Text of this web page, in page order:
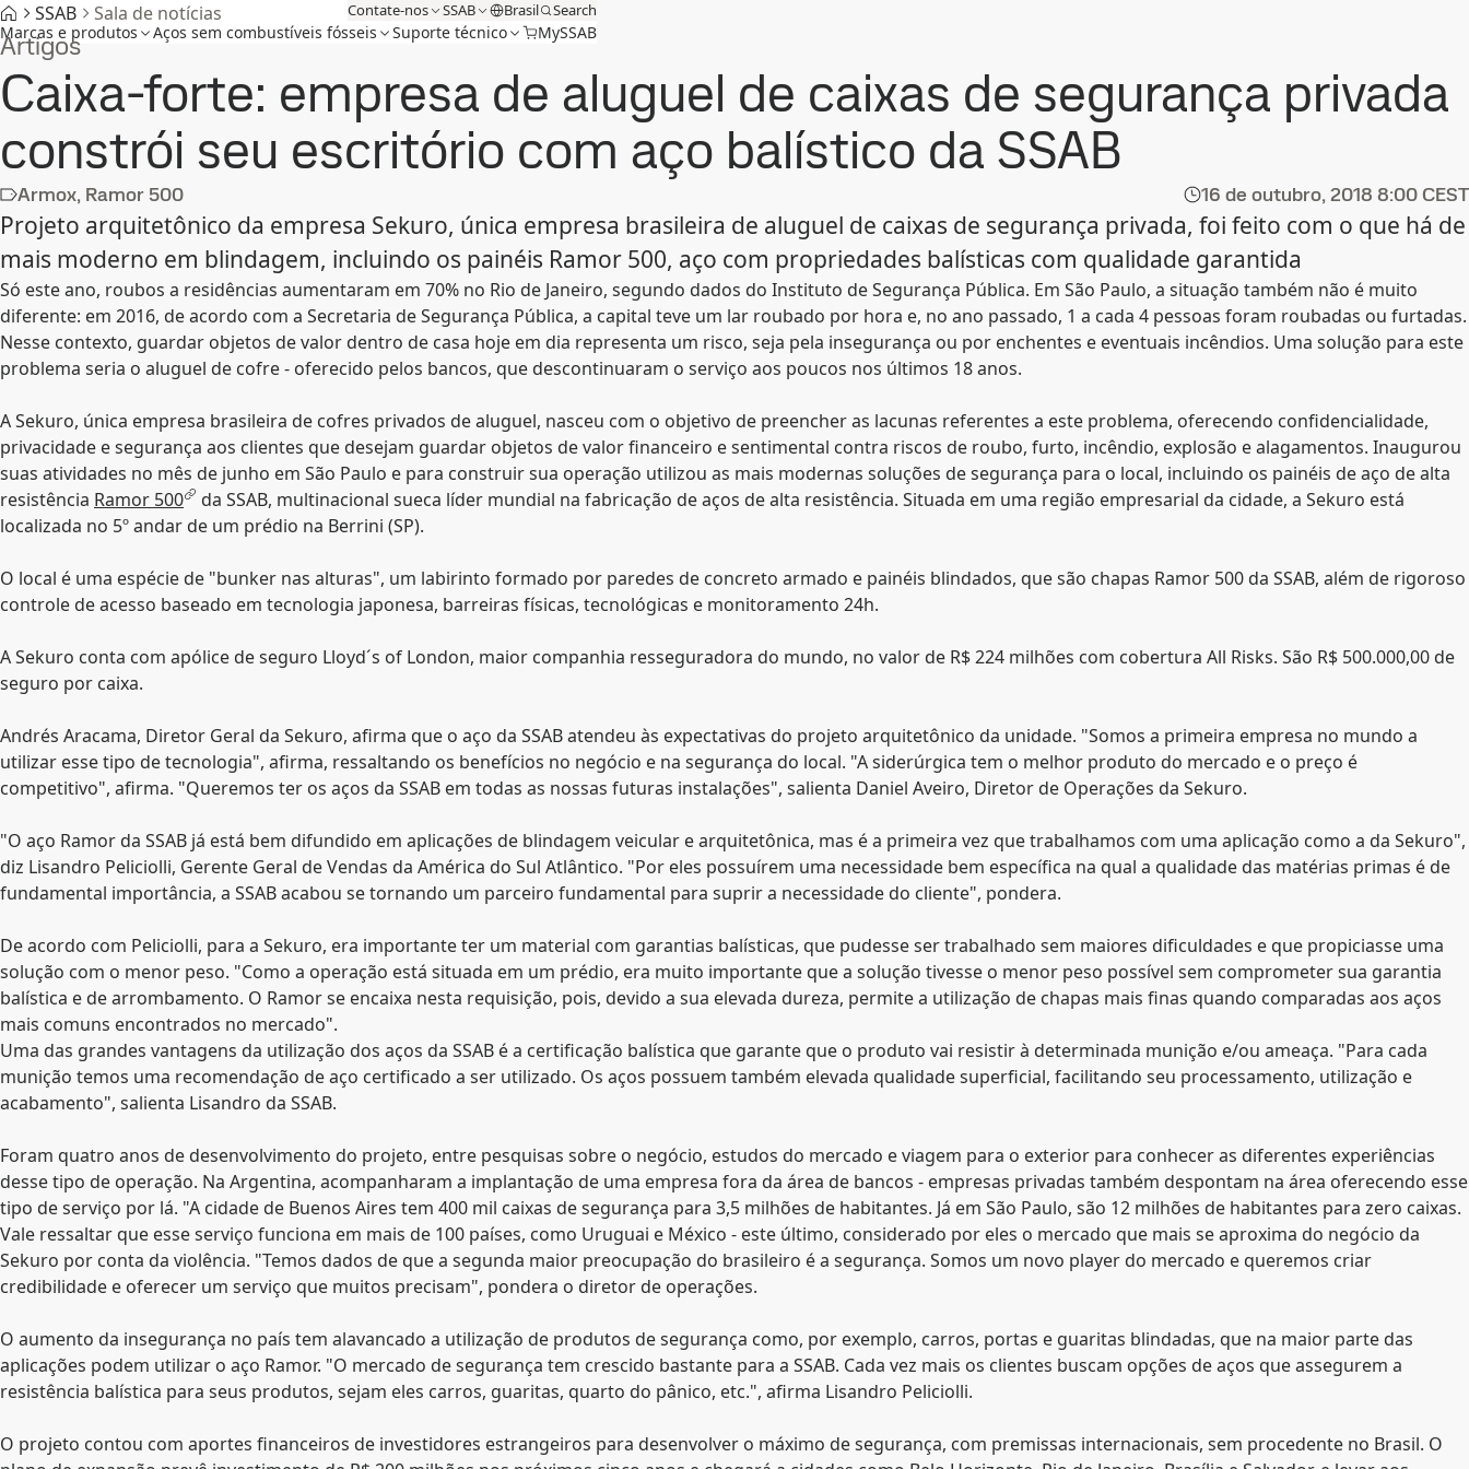
Contate-nos SSAB Brasil Search
Marcas e produtos Aços sem combustíveis fósseis Suporte técnico MySSAB
SSAB Sala de notícias
Artigos
Caixa-forte: empresa de aluguel de caixas de segurança privada
constrói seu escritório com aço balístico da SSAB
Armox, Ramor 500 16 de outubro, 2018 8:00 CEST
Projeto arquitetônico da empresa Sekuro, única empresa brasileira de aluguel de caixas de segurança privada, foi feito com o que há de
mais moderno em blindagem, incluindo os painéis Ramor 500, aço com propriedades balísticas com qualidade garantida
Só este ano, roubos a residências aumentaram em 70% no Rio de Janeiro, segundo dados do Instituto de Segurança Pública. Em São Paulo, a situação também não é muito
diferente: em 2016, de acordo com a Secretaria de Segurança Pública, a capital teve um lar roubado por hora e, no ano passado, 1 a cada 4 pessoas foram roubadas ou furtadas.
Nesse contexto, guardar objetos de valor dentro de casa hoje em dia representa um risco, seja pela insegurança ou por enchentes e eventuais incêndios. Uma solução para este
problema seria o aluguel de cofre - oferecido pelos bancos, que descontinuaram o serviço aos poucos nos últimos 18 anos.
A Sekuro, única empresa brasileira de cofres privados de aluguel, nasceu com o objetivo de preencher as lacunas referentes a este problema, oferecendo confidencialidade,
privacidade e segurança aos clientes que desejam guardar objetos de valor financeiro e sentimental contra riscos de roubo, furto, incêndio, explosão e alagamentos. Inaugurou
suas atividades no mês de junho em São Paulo e para construir sua operação utilizou as mais modernas soluções de segurança para o local, incluindo os painéis de aço de alta
resistência Ramor 500
da SSAB, multinacional sueca líder mundial na fabricação de aços de alta resistência. Situada em uma região empresarial da cidade, a Sekuro está
localizada no 5º andar de um prédio na Berrini (SP).
O local é uma espécie de "bunker nas alturas", um labirinto formado por paredes de concreto armado e painéis blindados, que são chapas Ramor 500 da SSAB, além de rigoroso
controle de acesso baseado em tecnologia japonesa, barreiras físicas, tecnológicas e monitoramento 24h.
A Sekuro conta com apólice de seguro Lloyd´s of London, maior companhia resseguradora do mundo, no valor de R$ 224 milhões com cobertura All Risks. São R$ 500.000,00 de
seguro por caixa.
Andrés Aracama, Diretor Geral da Sekuro, afirma que o aço da SSAB atendeu às expectativas do projeto arquitetônico da unidade. "Somos a primeira empresa no mundo a
utilizar esse tipo de tecnologia", afirma, ressaltando os benefícios no negócio e na segurança do local. "A siderúrgica tem o melhor produto do mercado e o preço é
competitivo", afirma. "Queremos ter os aços da SSAB em todas as nossas futuras instalações", salienta Daniel Aveiro, Diretor de Operações da Sekuro.
"O aço Ramor da SSAB já está bem difundido em aplicações de blindagem veicular e arquitetônica, mas é a primeira vez que trabalhamos com uma aplicação como a da Sekuro",
diz Lisandro Peliciolli, Gerente Geral de Vendas da América do Sul Atlântico. "Por eles possuírem uma necessidade bem específica na qual a qualidade das matérias primas é de
fundamental importância, a SSAB acabou se tornando um parceiro fundamental para suprir a necessidade do cliente", pondera.
De acordo com Peliciolli, para a Sekuro, era importante ter um material com garantias balísticas, que pudesse ser trabalhado sem maiores dificuldades e que propiciasse uma
solução com o menor peso. "Como a operação está situada em um prédio, era muito importante que a solução tivesse o menor peso possível sem comprometer sua garantia
balística e de arrombamento. O Ramor se encaixa nesta requisição, pois, devido a sua elevada dureza, permite a utilização de chapas mais finas quando comparadas aos aços
mais comuns encontrados no mercado".
Uma das grandes vantagens da utilização dos aços da SSAB é a certificação balística que garante que o produto vai resistir à determinada munição e/ou ameaça. "Para cada
munição temos uma recomendação de aço certificado a ser utilizado. Os aços possuem também elevada qualidade superficial, facilitando seu processamento, utilização e
acabamento", salienta Lisandro da SSAB.
Foram quatro anos de desenvolvimento do projeto, entre pesquisas sobre o negócio, estudos do mercado e viagem para o exterior para conhecer as diferentes experiências
desse tipo de operação. Na Argentina, acompanharam a implantação de uma empresa fora da área de bancos - empresas privadas também despontam na área oferecendo esse
tipo de serviço por lá. "A cidade de Buenos Aires tem 400 mil caixas de segurança para 3,5 milhões de habitantes. Já em São Paulo, são 12 milhões de habitantes para zero caixas.
Vale ressaltar que esse serviço funciona em mais de 100 países, como Uruguai e México - este último, considerado por eles o mercado que mais se aproxima do negócio da
Sekuro por conta da violência. "Temos dados de que a segunda maior preocupação do brasileiro é a segurança. Somos um novo player do mercado e queremos criar
credibilidade e oferecer um serviço que muitos precisam", pondera o diretor de operações.
O aumento da insegurança no país tem alavancado a utilização de produtos de segurança como, por exemplo, carros, portas e guaritas blindadas, que na maior parte das
aplicações podem utilizar o aço Ramor. "O mercado de segurança tem crescido bastante para a SSAB. Cada vez mais os clientes buscam opções de aços que assegurem a
resistência balística para seus produtos, sejam eles carros, guaritas, quarto do pânico, etc.", afirma Lisandro Peliciolli.
O projeto contou com aportes financeiros de investidores estrangeiros para desenvolver o máximo de segurança, com premissas internacionais, sem procedente no Brasil. O